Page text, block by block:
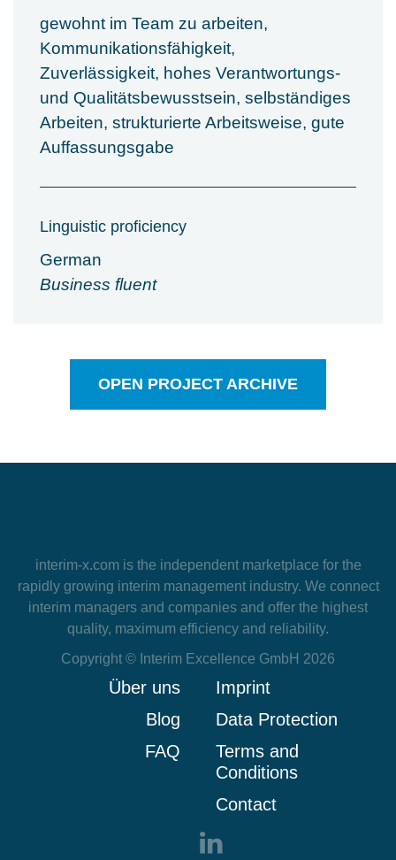
gewohnt im Team zu arbeiten,
Kommunikationsfähigkeit,
Zuverlässigkeit, hohes Verantwortungs-
und Qualitätsbewusstsein, selbständiges
Arbeiten, strukturierte Arbeitsweise, gute
Auffassungsgabe
Linguistic proficiency
German
Business fluent
OPEN PROJECT ARCHIVE
interim-x.comis the independent marketplace for the
rapidly growing interim management industry. We connect
interim managers and companies and offer the highest
quality, maximum efficiency and reliability.
Copyright © Interim Excellence GmbH 2026
Über uns
Blog
FAQ
Imprint
Data Protection
Terms and
Conditions
Contact